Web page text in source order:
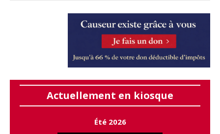
Actuellement en kiosque
Été 2026